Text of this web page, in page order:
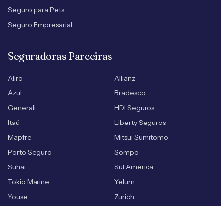
Seguro para Pets
Seguro Empresarial
Seguradoras Parceiras
Aliro
Allianz
Azul
Bradesco
Generali
HDI Seguros
Itaú
Liberty Seguros
Mapfre
Mitsui Sumitomo
Porto Seguro
Sompo
Suhai
Sul América
Tokio Marine
Yelum
Youse
Zurich